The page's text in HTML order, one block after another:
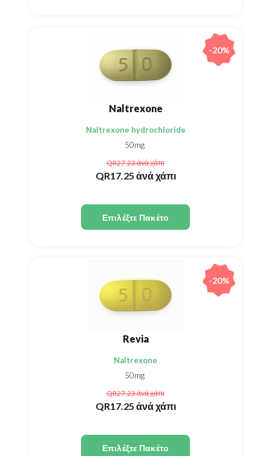
Naltrexone
Naltrexone hydrochloride
50mg
QR27.23ἀνά χάπι
QR17.25 ἀνά χάπι
Επιλέξτε Πακέτο
-20%
Revia
Naltrexone
50mg
QR27.23ἀνά χάπι
QR17.25 ἀνά χάπι
Επιλέξτε Πακέτο
-20%